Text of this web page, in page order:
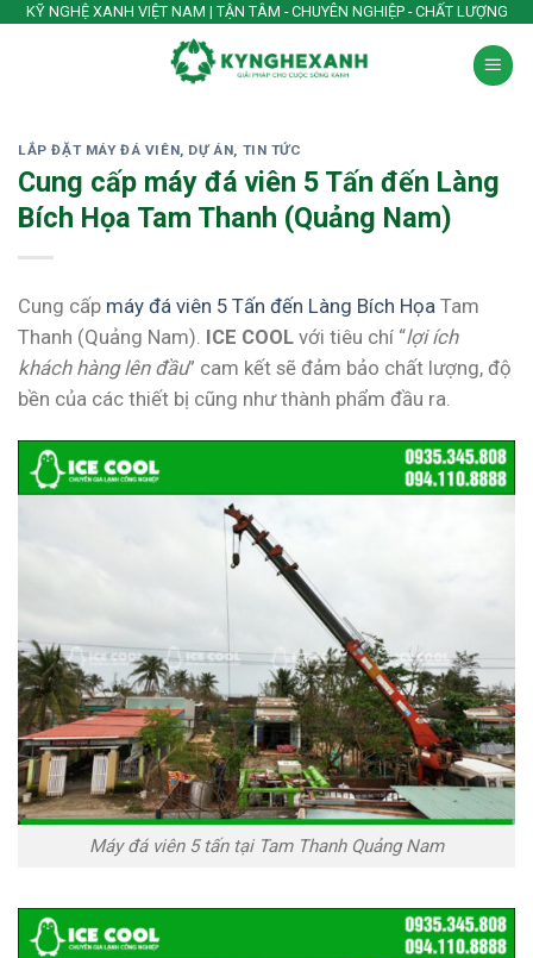
SkipKỸ NGHỆ XANH VIỆT NAM | TẬN TÂM - CHUYÊN NGHIỆP - CHẤT LƯỢNG
LẮP ĐẶT MÁY ĐÁ VIÊN, DỰ ÁN, TIN TỨC
Cung cấp máy đá viên 5 Tấn đến Làng
Bích Họa Tam Thanh (Quảng Nam)
Cung cấp máy đá viên 5 Tấn đến Làng Bích Họa Tam
Thanh (Quảng Nam). ICE COOL với tiêu chí “lợi ích
khách hàng lên đầu” cam kết sẽ đảm bảo chất lượng, độ
bền của các thiết bị cũng như thành phẩm đầu ra.
Máy đá viên 5 tấn tại Tam Thanh Quảng Nam